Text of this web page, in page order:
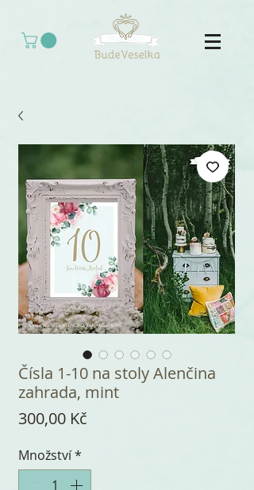
Čísla 1-10 na stoly Alenčina
zahrada, mint
300,00 Kč
Množství*